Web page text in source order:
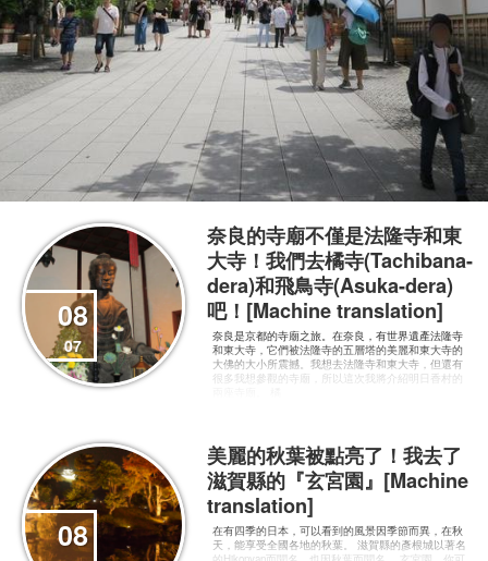
08
07
奈良的寺廟不僅是法隆寺和東
大寺！我們去橘寺(Tachibana-
dera)和飛鳥寺(Asuka-dera)
吧！[Machine translation]
奈良是京都的寺廟之旅。在奈良，有世界遺產法隆寺
和東大寺，它們被法隆寺的五層塔的美麗和東大寺的
大佛的大小所震撼。我想去法隆寺和東大寺，但還有
很多我想參觀的寺廟，所以這次我將介紹明日香村的
08
美麗的秋葉被點亮了！我去了
滋賀縣的『玄宮園』[Machine
translation]
在有四季的日本，可以看到的風景因季節而異，在秋
天，能享受全國各地的秋葉。 滋賀縣的彥根城以著名